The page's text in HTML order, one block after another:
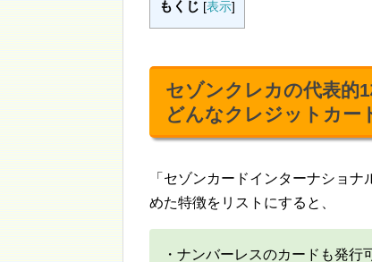
もくじ [表示]
セゾンクレカの代表的
どんなクレジットカー
「セゾンカードインターナショ
めた特徴をリストにすると、
・ナンバーレスのカードも発行